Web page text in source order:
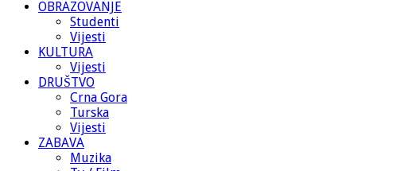
OBRAZOVANJE
Studenti
Vijesti
KULTURA
Vijesti
DRUŠTVO
Crna Gora
Turska
Vijesti
ZABAVA
Muzika